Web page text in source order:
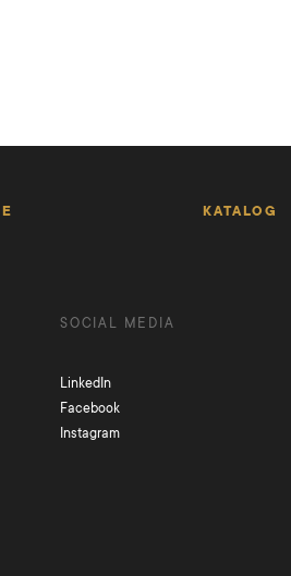
KATALOG
SOCIAL MEDIA
LinkedIn
Facebook
Instagram